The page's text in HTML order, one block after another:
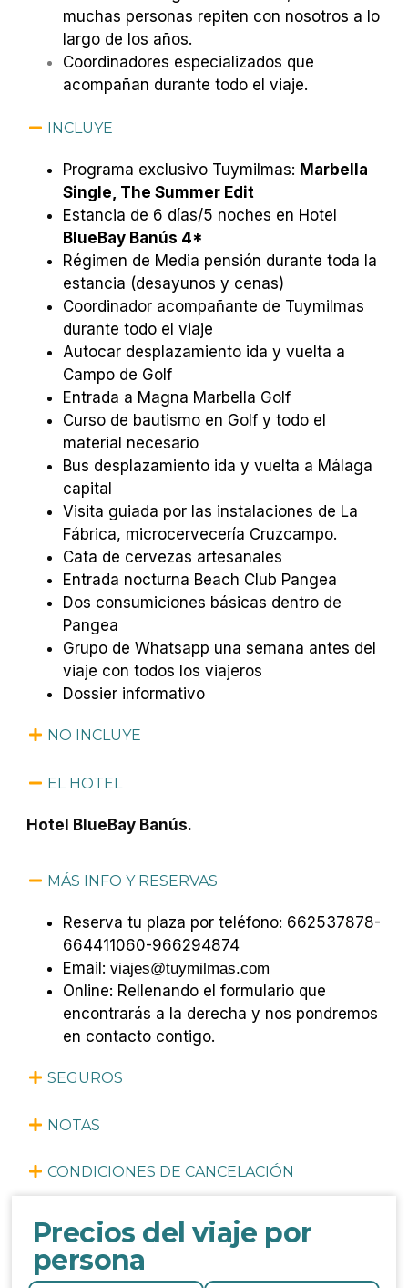
muchas personas repiten con nosotros a lo
largo de los años.
Coordinadores especializados que
acompañan durante todo el viaje.
INCLUYE
Programa exclusivo Tuymilmas: Marbella
Single, The Summer Edit
Estancia de 6 días/5 noches en Hotel
BlueBay Banús 4*
Régimen de Media pensión durante toda la
estancia (desayunos y cenas)
Coordinador acompañante de Tuymilmas
durante todo el viaje
Autocar desplazamiento ida y vuelta a
Campo de Golf
Entrada a Magna Marbella Golf
Curso de bautismo en Golf y todo el
material necesario
Bus desplazamiento ida y vuelta a Málaga
capital
Visita guiada por las instalaciones de La
Fábrica, microcervecería Cruzcampo.
Cata de cervezas artesanales
Entrada nocturna Beach Club Pangea
Dos consumiciones básicas dentro de
Pangea
Grupo de Whatsapp una semana antes del
viaje con todos los viajeros
Dossier informativo
NO INCLUYE
EL HOTEL
Hotel BlueBay Banús.
MÁS INFO Y RESERVAS
Reserva tu plaza por teléfono: 662537878-
664411060-966294874
Email:viajes@tuymilmas.com
Online: Rellenando el formulario que
encontrarás a la derecha y nos pondremos
en contacto contigo.
SEGUROS
NOTAS
CONDICIONES DE CANCELACIÓN
Precios del viaje por
persona